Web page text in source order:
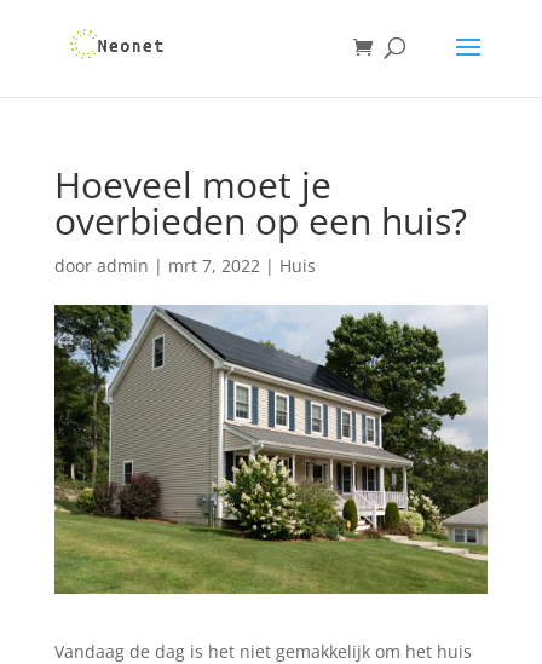
Hoeveel moet je
overbieden op een huis?
door admin | mrt 7, 2022| Huis
Vandaag de dag is het niet gemakkelijk om het huis